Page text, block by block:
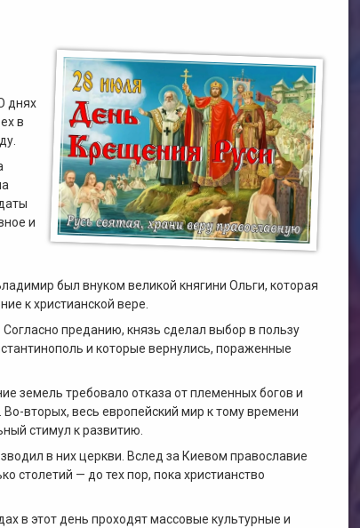
днях
в
и
был внуком великой княгини Ольги, которая
к христианской вере.
преданию, князь сделал выбор в пользу
и которые вернулись, пораженные
земель требовало отказа от племенных богов и
вторых, весь европейский мир к тому времени
стимул к развитию.
в них церкви. Вслед за Киевом православие
столетий — до тех пор, пока христианство
в этот день проходят массовые культурные и